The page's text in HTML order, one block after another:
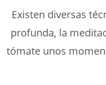
Existen diversas
profunda, la
tómate unos